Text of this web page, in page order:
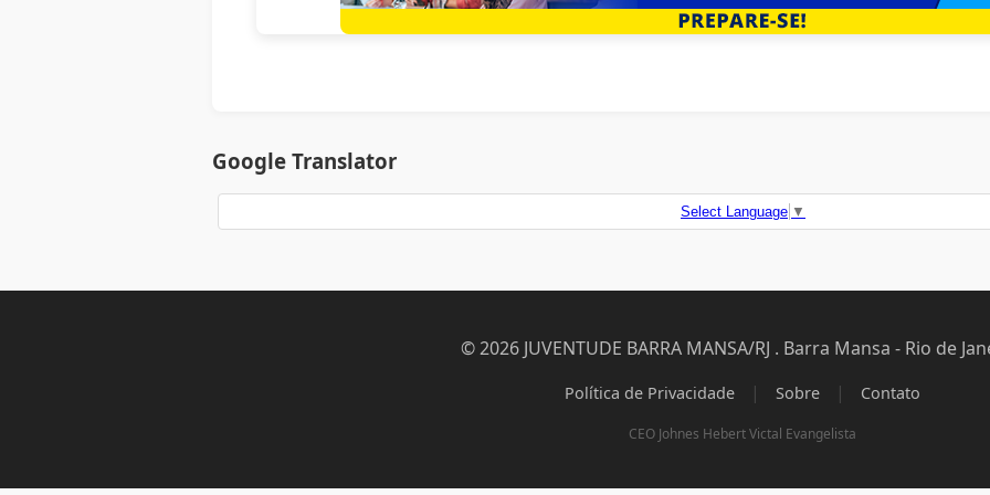
Google Translator
Select Language ▼
© 2026 JUVENTUDE BARRA MANSA/RJ . Barra Mansa - Rio de
Política de Privacidade | Sobre | Contato
CEO Johnes Hebert Victal Evangelista